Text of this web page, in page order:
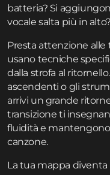
batteria? Si
vocale salta più in alto?
Presta attenzione alle
usano tecniche
dalla strofa al
ascendenti o gli
arrivi un grande
transizione ti
fluidità e
canzone.
La tua mappa